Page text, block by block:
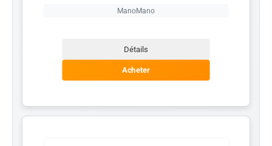
ManoMano
Détails
Acheter